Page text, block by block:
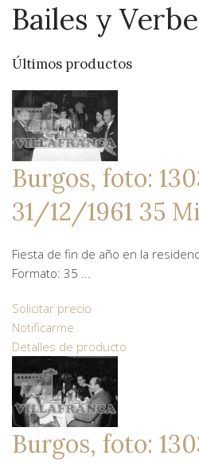
Bailes y
Últimos productos
Burgos, foto:
31/12/1961 35
Fiesta de fin de año en la
Formato: 35 ...
Solicitar precio
Notificarme
Detalles de producto
Burgos, foto: